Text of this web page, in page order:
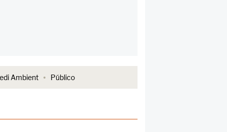
Ambient Público